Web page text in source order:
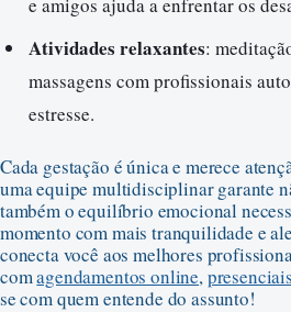
e amigos ajuda a enfrentar os
Atividades relaxantes:
massagens com profissionais
estresse.
Cada gestação é única e merece
uma equipe multidisciplinar garante
também o equilíbrio emocional
momento com mais tranquilidade e
conecta você aos melhores
comagendamentos online,presenciais
se com quem entende do assunto!